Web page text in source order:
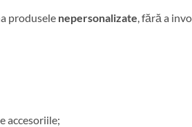
produsele nepersonalizate, fără a
accesoriile;